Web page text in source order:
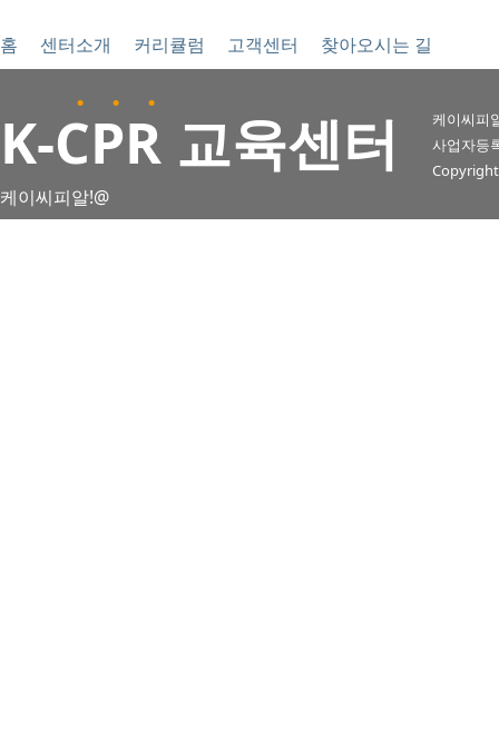
홈 센터소개 커리큘럼 고객센터 찾아오시는 길
. . .
K-CPR 교육센터
케이씨피
사업자등
케이씨피알!@